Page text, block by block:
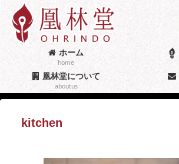
ホーム
home
凰林堂について
aboutus
kitchen